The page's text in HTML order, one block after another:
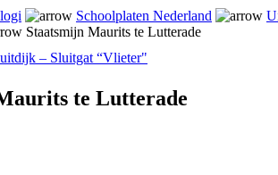
Schoolplaten Nederland
Staatsmijn Maurits te Lutterade
– Sluitgat “Vlieter"
te Lutterade